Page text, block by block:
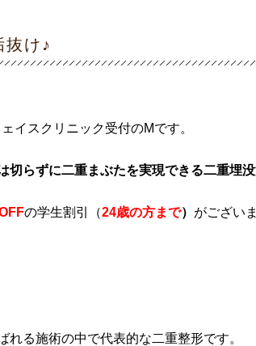
け♪
イスクリニック受付のMです。
切らずに二重まぶたを実現できる二重埋没
の学生割引（24歳の方まで） がござい
れる施術の中で代表的な二重整形です。